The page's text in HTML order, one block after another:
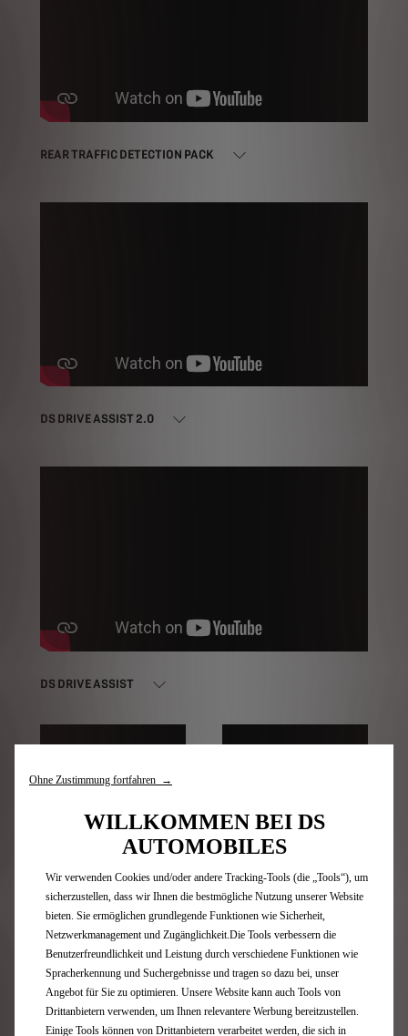
REAR TRAFFIC DETECTION PACK
DS DRIVE ASSIST 2.0
DS DRIVE ASSIST
DS IRIS SYSTEM 2.0 DS IRIS SYSTEM
DS DRIVER ATTENTION DS PIXELVISION
Ohne Zustimmung fortfahren →
WILLKOMMEN BEI DS
AUTOMOBILES
Wir verwenden Cookies und/oder andere Tracking-Tools (die „Tools“), um
sicherzustellen, dass wir Ihnen die bestmögliche Nutzung unserer Website
bieten. Sie ermöglichen grundlegende Funktionen wie Sicherheit,
Netzwerkmanagement und Zugänglichkeit.Die Tools verbessern die
Benutzerfreundlichkeit und Leistung durch verschiedene Funktionen wie
Spracherkennung und Suchergebnisse und tragen so dazu bei, unser
Angebot für Sie zu optimieren. Unsere Website kann auch Tools von
Drittanbietern verwenden, um Ihnen relevantere Werbung bereitzustellen.
Einige Tools können von Drittanbietern verarbeitet werden, die sich in